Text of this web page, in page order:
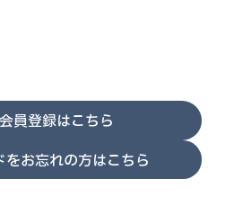
員登録はこちら
をお忘れの方はこちら